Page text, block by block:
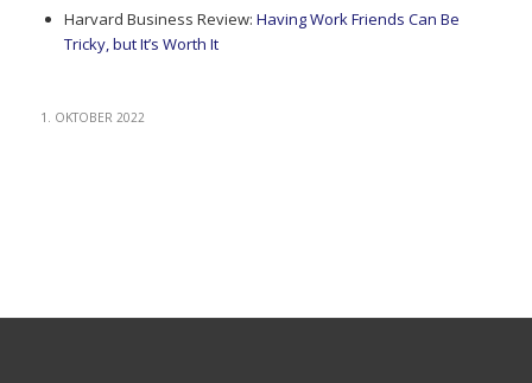
Harvard Business Review: Having Work Friends Can Be
Tricky, but It’s Worth It
1. OKTOBER 2022